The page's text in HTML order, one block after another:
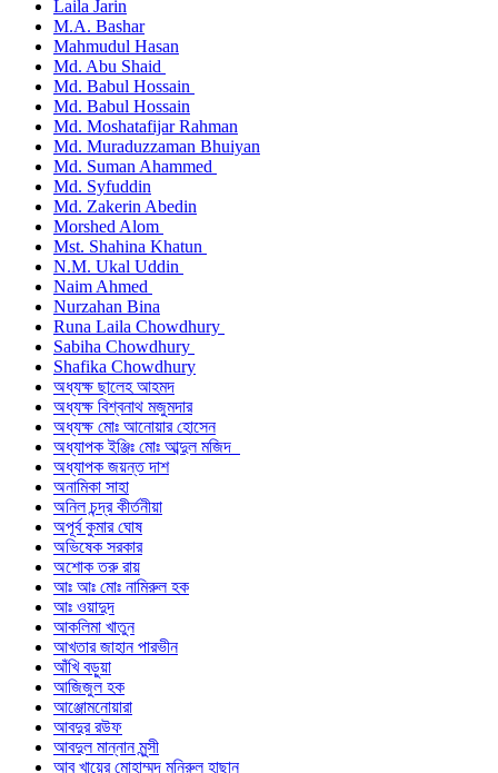
Laila Jarin
M.A. Bashar
Mahmudul Hasan
Md. Abu Shaid
Md. Babul Hossain
Md. Babul Hossain
Md. Moshatafijar Rahman
Md. Muraduzzaman Bhuiyan
Md. Suman Ahammed
Md. Syfuddin
Md. Zakerin Abedin
Morshed Alom
Mst. Shahina Khatun
N.M. Ukal Uddin
Naim Ahmed
Nurzahan Bina
Runa Laila Chowdhury
Sabiha Chowdhury
Shafika Chowdhury
অধ্যক্ষ ছালেহ আহমদ
অধ্যক্ষ বিশ্বনাথ মজুমদার
অধ্যক্ষ মোঃ আনোয়ার হোসেন
অধ্যাপক ইঞ্জিঃ মোঃ আব্দুল মজিদ
অধ্যাপক জয়ন্ত দাশ
অনামিকা সাহা
অনিল চন্দ্র কীর্তনীয়া
অপূর্ব কুমার ঘোষ
অভিষেক সরকার
অশোক তরু রায়
আঃ আঃ মোঃ নামিরুল হক
আঃ ওয়াদুদ
আকলিমা খাতুন
আখতার জাহান পারভীন
আঁখি বড়ুয়া
আজিজুল হক
আঞ্জোমনোয়ারা
আবদুর রউফ
আবদুল মান্নান মুন্সী
আবু খায়ের মোহাম্মদ মনিরুল হাছান